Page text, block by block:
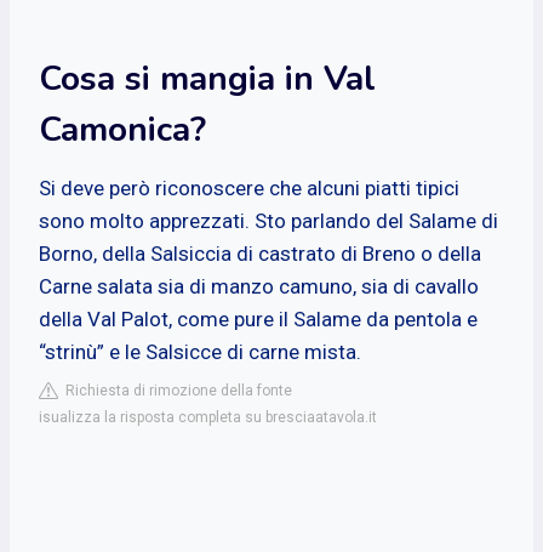
Cosa si mangia in Val
Camonica?
Si deve però riconoscere che alcuni piatti tipici
sono molto apprezzati. Sto parlando del Salame di
Borno, della Salsiccia di castrato di Breno o della
Carne salata sia di manzo camuno, sia di cavallo
della Val Palot, come pure il Salame da pentola e
“strinù” e le Salsicce di carne mista.
Richiesta di rimozione della fonte
isualizza la risposta completa su bresciaatavola.it